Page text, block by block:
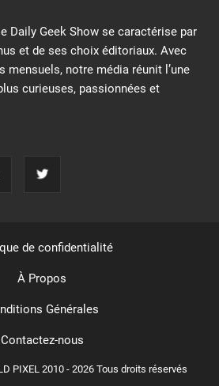
Daily Geek Show se caractérise par
et de ses choix éditoriaux. Avec
notre média réunit l’une
curieuses, passionnées et
PIXEL 2010 - 2026 Tous droits réservés
de confidentialité
À Propos
Générales
Contactez-nous